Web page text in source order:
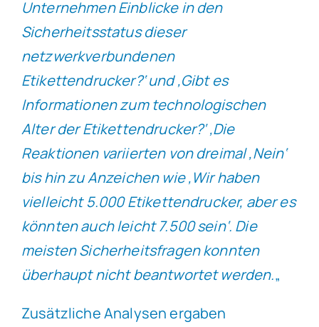
Unternehmen Einblicke in den
Sicherheitsstatus dieser
netzwerkverbundenen
Etikettendrucker?‘ und ‚Gibt es
Informationen zum technologischen
Alter der Etikettendrucker?‘ ‚Die
Reaktionen variierten von dreimal ‚Nein‘
bis hin zu Anzeichen wie ‚Wir haben
vielleicht 5.000 Etikettendrucker, aber es
könnten auch leicht 7.500 sein‘. Die
meisten Sicherheitsfragen konnten
überhaupt nicht beantwortet werden.„
Zusätzliche Analysen ergaben